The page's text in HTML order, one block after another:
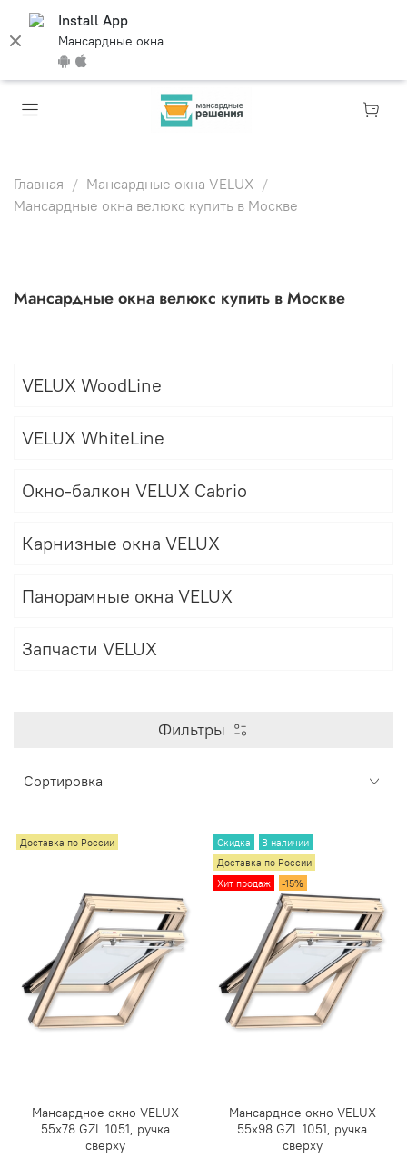
Install App
Мансардные окна
Главная
Мансардные окна VELUX
Мансардные окна велюкс купить в Москве
Мансардные окна велюкс купить в Москве
VELUX WoodLine
VELUX WhiteLine
Окно-балкон VELUX Cabrio
Карнизные окна VELUX
Панорамные окна VELUX
Запчасти VELUX
Фильтры
Доставка по России
Мансардное окно VELUX
55х78 GZL 1051, ручка
сверху
Скидка
В наличии
Доставка по России
Хит продаж
-15%
Мансардное окно VELUX
55х98 GZL 1051, ручка
сверху